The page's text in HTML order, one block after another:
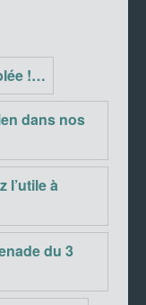
!…
dans nos
l’utile à
du 3